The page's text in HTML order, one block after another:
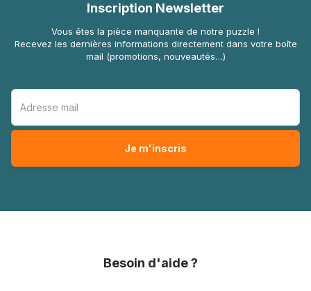
Inscription Newsletter
Vous êtes la pièce manquante de notre puzzle !
Recevez les dernières informations directement dans votre boîte
mail (promotions, nouveautés…)
Besoin d'aide ?